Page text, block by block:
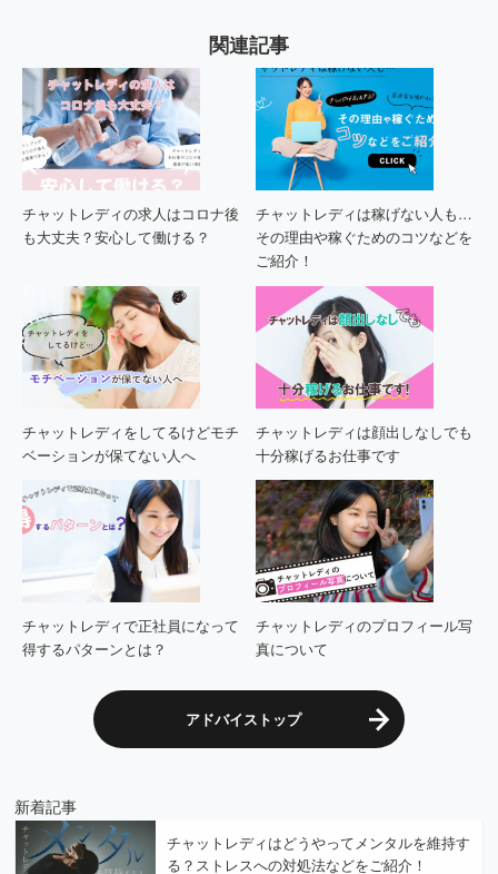
関連記事
チャットレディの求人はコロナ後
も大丈夫？安心して働ける？
チャットレディは稼げない人も…
その理由や稼ぐためのコツなどを
ご紹介！
チャットレディをしてるけどモチ
ベーションが保てない人へ
チャットレディは顔出しなしでも
十分稼げるお仕事です
チャットレディで正社員になって
得するパターンとは？
チャットレディのプロフィール写
真について
アドバイストップ
新着記事
チャットレディはどうやってメンタルを維持す
る？ストレスへの対処法などをご紹介！